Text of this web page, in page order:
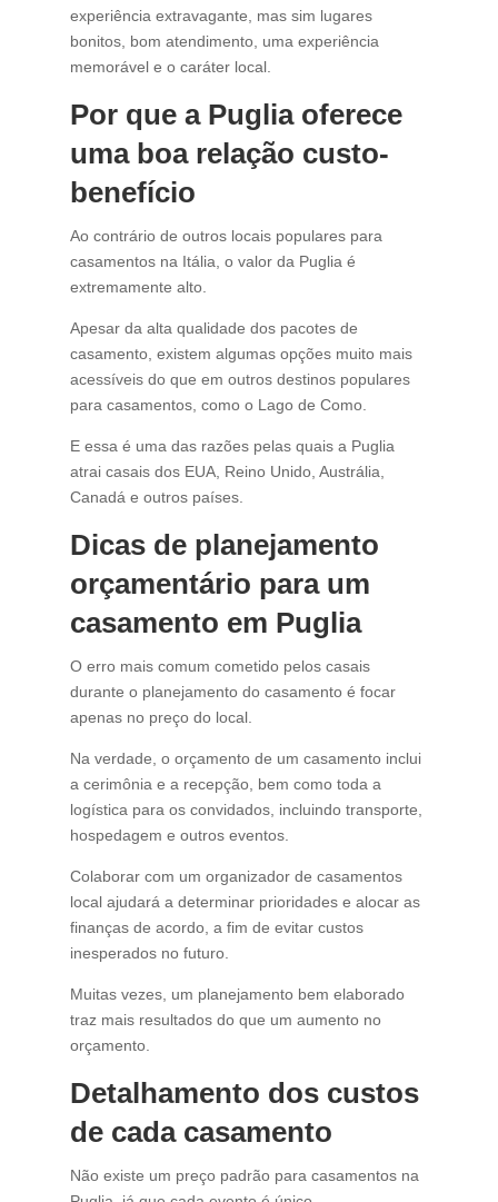
experiência extravagante, mas sim lugares
bonitos, bom atendimento, uma experiência
memorável e o caráter local.
Por que a Puglia oferece
uma boa relação custo-
benefício
Ao contrário de outros locais populares para
casamentos na Itália, o valor da Puglia é
extremamente alto.
Apesar da alta qualidade dos pacotes de
casamento, existem algumas opções muito mais
acessíveis do que em outros destinos populares
para casamentos, como o Lago de Como.
E essa é uma das razões pelas quais a Puglia
atrai casais dos EUA, Reino Unido, Austrália,
Canadá e outros países.
Dicas de planejamento
orçamentário para um
casamento em Puglia
O erro mais comum cometido pelos casais
durante o planejamento do casamento é focar
apenas no preço do local.
Na verdade, o orçamento de um casamento inclui
a cerimônia e a recepção, bem como toda a
logística para os convidados, incluindo transporte,
hospedagem e outros eventos.
Colaborar com um organizador de casamentos
local ajudará a determinar prioridades e alocar as
finanças de acordo, a fim de evitar custos
inesperados no futuro.
Muitas vezes, um planejamento bem elaborado
traz mais resultados do que um aumento no
orçamento.
Detalhamento dos custos
de cada casamento
Não existe um preço padrão para casamentos na